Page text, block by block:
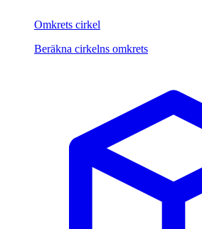
Omkrets cirkel
Beräkna cirkelns omkrets